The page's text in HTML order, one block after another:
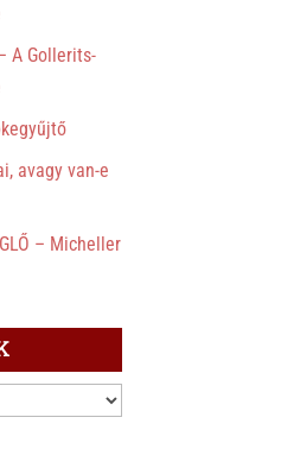
A Gollerits-
avagy van-e
– Micheller